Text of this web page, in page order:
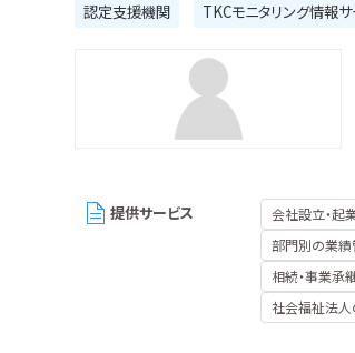
認定支援機関 TKCモニタリング情報
提供サービス 会社設立・起
部門別の業績
相続・事業承
社会福祉法